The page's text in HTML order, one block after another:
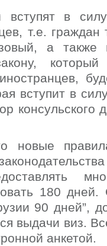
вступят в
т.е. граждан
а
который
вступит в
новые
180
90 дней”,
выдачи виз.
анкетой.